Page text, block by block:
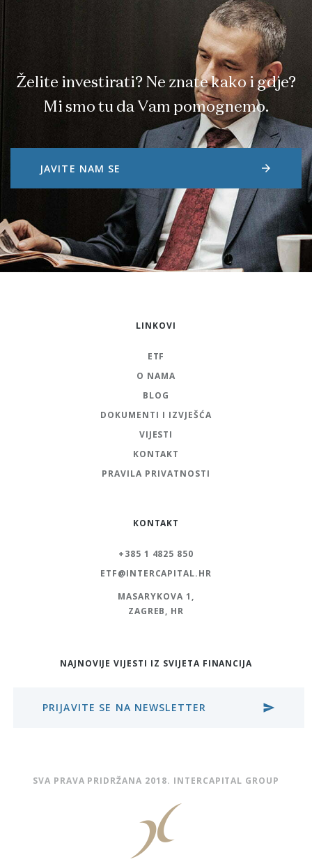
Želite investirati? Ne znate kako i gdje?
Mi smo tu da Vam pomognemo.
JAVITE NAM SE arrow_forward
LINKOVI
ETF
O NAMA
BLOG
DOKUMENTI I IZVJEŠĆA
VIJESTI
KONTAKT
PRAVILA PRIVATNOSTI
KONTAKT
+385 1 4825 850
ETF@INTERCAPITAL.HR
MASARYKOVA 1,
ZAGREB, HR
NAJNOVIJE VIJESTI IZ SVIJETA FINANCIJA
PRIJAVITE SE NA NEWSLETTER send
SVA PRAVA PRIDRŽANA 2018. INTERCAPITAL GROUP